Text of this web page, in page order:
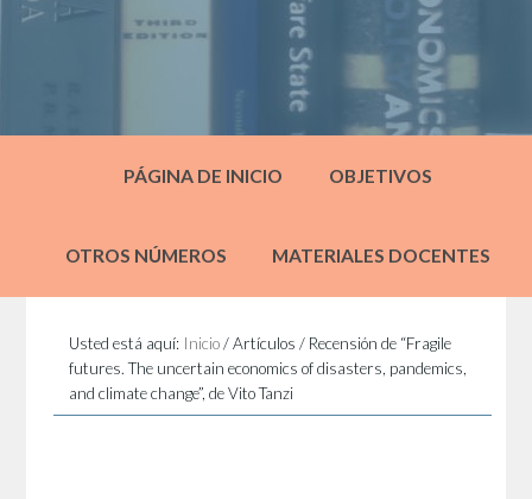
PÁGINA DE INICIO OBJETIVOS
OTROS NÚMEROS MATERIALES DOCENTES
Usted está aquí: Inicio /Artículos/ Recensión de “Fragile
futures. The uncertain economics of disasters, pandemics,
and climate change”, de Vito Tanzi